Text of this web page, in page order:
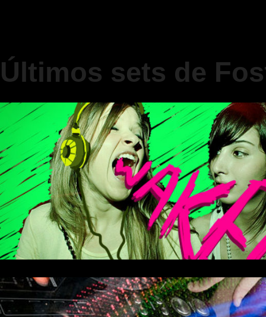
Últimos sets de